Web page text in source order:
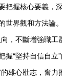
握核心要義，
世界觀和方法論
，不斷增強職
握“堅持自信自立
雄心壯志，奮